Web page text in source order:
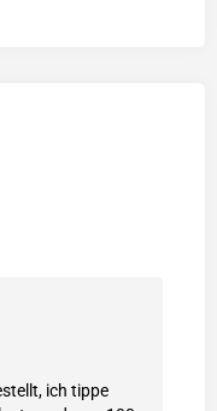
ich tippe